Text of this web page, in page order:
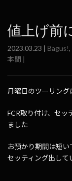
値上げ前
2023.03.23 | Bagus!,
本間 |
月曜日のツーリン
FCR取り付け、セッ
ました
お預かり期間は短
セッティング出して